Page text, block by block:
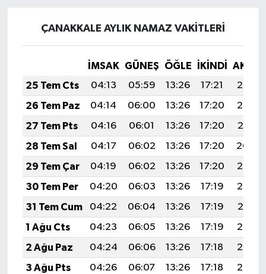
ÇANAKKALE AYLIK NAMAZ VAKITLERI
İMSAK GÜNEŞ ÖĞLE İKINDI
25 Tem Cts
04:13 05:59 13:26 17:21
20:43
26 Tem Paz
04:14 06:00 13:26 17:20
20:42
27 Tem Pts
04:16 06:01 13:26 17:20
20:41
28 Tem Sal
04:17 06:02 13:26 17:20
20:40
29 Tem Çar
04:19 06:02 13:26 17:20
20:39
30 Tem Per
04:20 06:03 13:26 17:19
20:38
31 Tem Cum
04:22 06:04 13:26 17:19
20:37
1 Ağu Cts
04:23 06:05 13:26 17:19
20:36
2 Ağu Paz
04:24 06:06 13:26 17:18
20:35
3 Ağu Pts
04:26 06:07 13:26 17:18
20:34